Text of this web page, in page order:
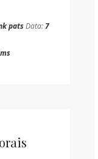
patsData:7